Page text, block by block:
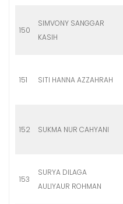
150
SIMVONY SANGGAR
KASIH
151 SITI HANNA AZZAHRAH
152 SUKMA NUR CAHYANI
153
SURYA DILAGA
AULIYAUR ROHMAN